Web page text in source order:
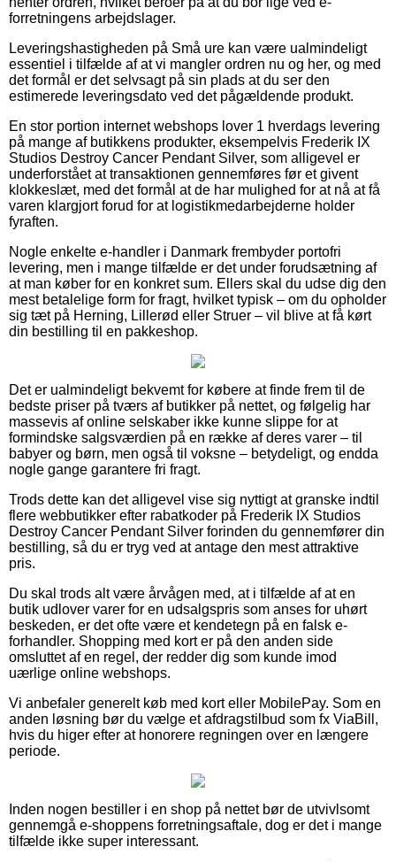
forretningens arbejdslager.
Leveringshastigheden på Små ure kan være ualmindeligt
essentiel i tilfælde af at vi mangler ordren nu og her, og med
det formål er det selvsagt på sin plads at du ser den
estimerede leveringsdato ved det pågældende produkt.
En stor portion internet webshops lover 1 hverdags levering
på mange af butikkens produkter, eksempelvis Frederik IX
Studios Destroy Cancer Pendant Silver, som alligevel er
underforstået at transaktionen gennemføres før et givent
klokkeslæt, med det formål at de har mulighed for at nå at få
varen klargjort forud for at logistikmedarbejderne holder
fyraften.
Nogle enkelte e-handler i Danmark frembyder portofri
levering, men i mange tilfælde er det under forudsætning af
at man køber for en konkret sum. Ellers skal du udse dig den
mest betalelige form for fragt, hvilket typisk – om du opholder
sig tæt på Herning, Lillerød eller Struer – vil blive at få kørt
din bestilling til en pakkeshop.
Det er ualmindeligt bekvemt for købere at finde frem til de
bedste priser på tværs af butikker på nettet, og følgelig har
massevis af online selskaber ikke kunne slippe for at
formindske salgsværdien på en række af deres varer – til
babyer og børn, men også til voksne – betydeligt, og endda
nogle gange garantere fri fragt.
Trods dette kan det alligevel vise sig nyttigt at granske indtil
flere webbutikker efter rabatkoder på Frederik IX Studios
Destroy Cancer Pendant Silver forinden du gennemfører din
bestilling, så du er tryg ved at antage den mest attraktive
pris.
Du skal trods alt være årvågen med, at i tilfælde af at en
butik udlover varer for en udsalgspris som anses for uhørt
beskeden, er det ofte være et kendetegn på en falsk e-
forhandler. Shopping med kort er på den anden side
omsluttet af en regel, der redder dig som kunde imod
uærlige online webshops.
Vi anbefaler generelt køb med kort eller MobilePay. Som en
anden løsning bør du vælge et afdragstilbud som fx ViaBill,
hvis du higer efter at honorere regningen over en længere
periode.
Inden nogen bestiller i en shop på nettet bør de utvivlsomt
gennemgå e-shoppens forretningsaftale, dog er det i mange
tilfælde ikke super interessant.